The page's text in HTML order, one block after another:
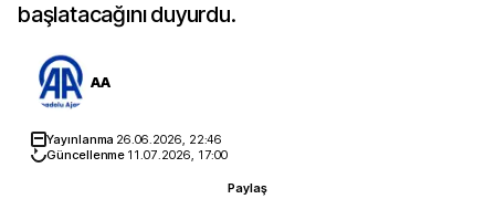
başlatacağını duyurdu.
AA
Yayınlanma 26.06.2026, 22:46
Güncellenme 11.07.2026, 17:00
Paylaş